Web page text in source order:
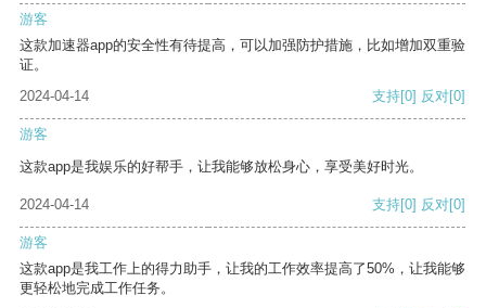
游客
这款加速器app的安全性有待提高，可以加强防护措施，比如增加双重验
证。
2024-04-14
支持[0] 反对[0]
游客
这款app是我娱乐的好帮手，让我能够放松身心，享受美好时光。
2024-04-14 支持[0] 反对[0]
游客
这款app是我工作上的得力助手，让我的工作效率提高了50%，让我能够
更轻松地完成工作任务。